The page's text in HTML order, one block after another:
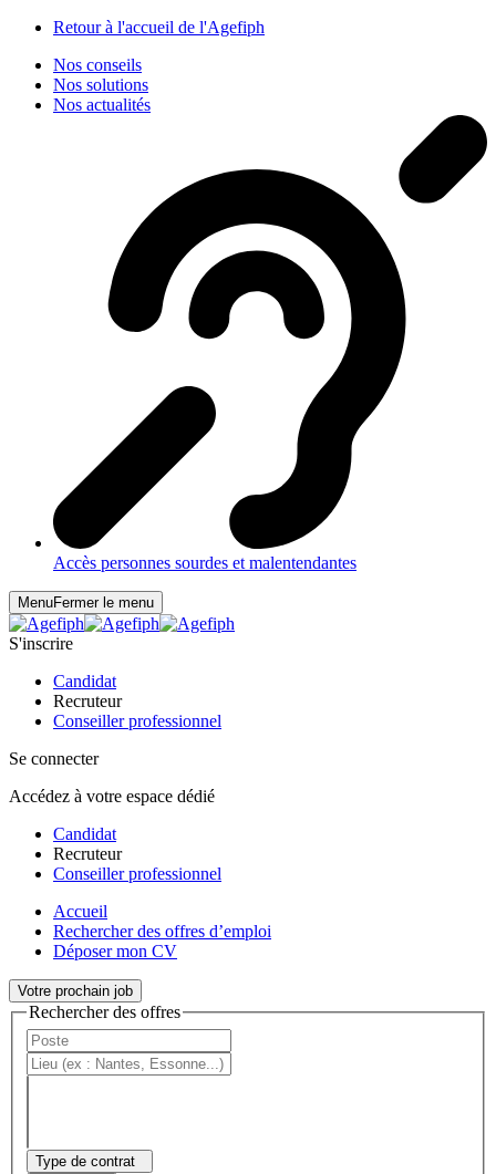
Retour à l'accueil de l'Agefiph
Nos conseils
Nos solutions
Nos actualités
Accès personnes sourdes et malentendantes
MenuFermer le menu
S'inscrire
Candidat
Recruteur
Conseiller professionnel
Se connecter
Accédez à votre espace dédié
Candidat
Recruteur
Conseiller professionnel
Accueil
Rechercher des offres d’emploi
Déposer mon CV
Votre prochain job
Rechercher des offres
Type de contrat